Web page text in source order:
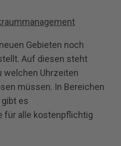
Gebieten noch
Auf diesen steht
welchen Uhrzeiten
müssen. In Bereichen
es
für alle kostenpflichtig